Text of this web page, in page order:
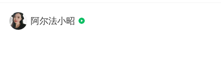
阿尔法小昭